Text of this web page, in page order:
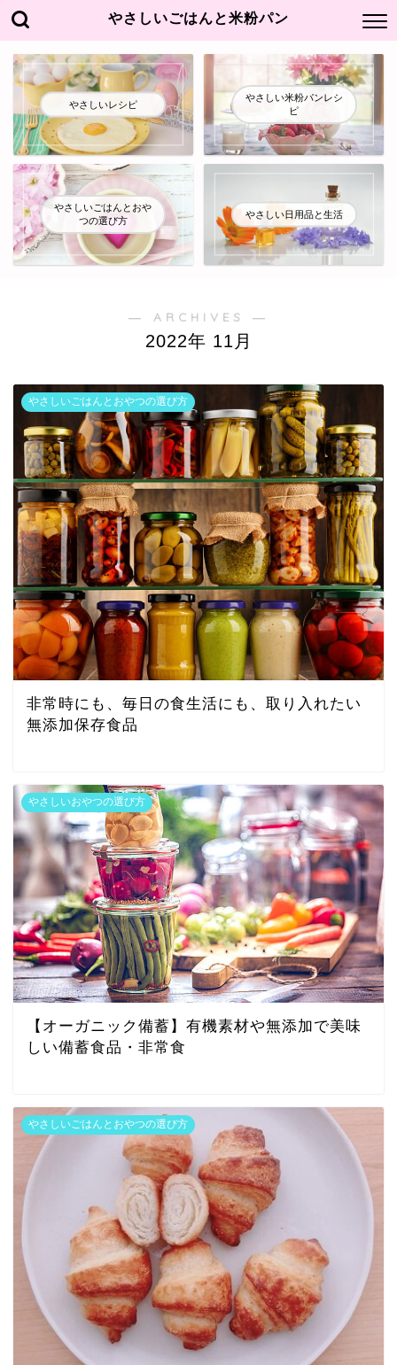
やさしいごはんと米粉パン
やさしいレシピ
やさしい米粉パンレシ
ピ
やさしいごはんとおや
つの選び方
やさしい日用品と生活
― ARCHIVES ―
2022年 11月
やさしいごはんとおやつの選び方
非常時にも、毎日の食生活にも、取り入れたい
無添加保存食品
やさしいおやつの選び方
【オーガニック備蓄】有機素材や無添加で美味
しい備蓄食品・非常食
やさしいごはんとおやつの選び方